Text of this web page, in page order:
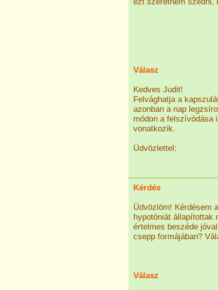
Válasz
Kedves Judit!
Felvághatja a
azonban a nap
módon a felszívódása
vonatkozik.
Üdvözlettel:
Kérdés
Üdvözlöm! Kérdésem
hypotóniát állapítottak
értelmes beszéde
csepp formájában?
Válasz